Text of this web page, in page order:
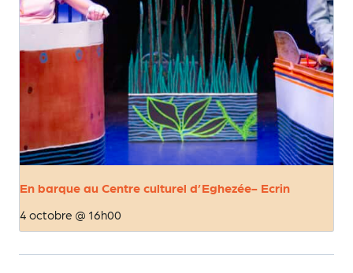
En barque au Centre culturel d’Eghezée- Ecrin
4 octobre @ 16h00